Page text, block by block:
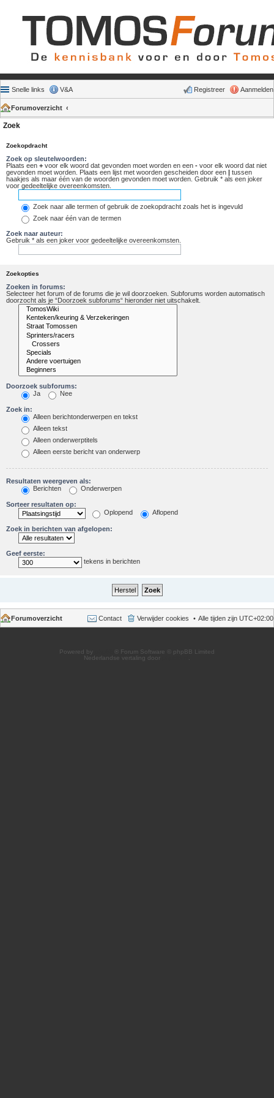
Snelle links V&A Aanmelden
Registreer
Forumoverzicht
Zoek
Zoekopdracht
Zoek op sleutelwoorden:
Plaats een + voor elk woord dat gevonden moet worden en een - voor elk woord dat niet
gevonden moet worden. Plaats een lijst met woorden gescheiden door een | tussen
haakjes als maar één van de woorden gevonden moet worden. Gebruik * als een joker
voor gedeeltelijke overeenkomsten.
Zoek naar alle termen of gebruik de zoekopdracht zoals het is ingevuld
Zoek naar één van de termen
Zoek naar auteur:
Gebruik * als een joker voor gedeeltelijke overeenkomsten.
Zoekopties
Zoeken in forums:
Selecteer het forum of de forums die je wil doorzoeken. Subforums worden automatisch
doorzocht als je “Doorzoek subforums“ hieronder niet uitschakelt.
Doorzoek subforums:
Ja
Nee
Zoek in:
Alleen berichtonderwerpen en tekst
Alleen tekst
Alleen onderwerptitels
Alleen eerste bericht van onderwerp
Resultaten weergeven als:
Berichten
Onderwerpen
Sorteer resultaten op:
Oplopend
Aflopend
Zoek in berichten van afgelopen:
Geef eerste:
tekens in berichten
Forumoverzicht Alle tijden zijn UTC+02:00
Verwijder cookies
Contact
Powered by
® Forum Software © phpBB Limited
Nederlandse vertaling door